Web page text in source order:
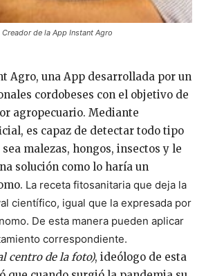
de la App Instant Agro
Agro, una App desarrollada por un
cordobeses con el objetivo de
agropecuario. Mediante
es capaz de detectar todo tipo
malezas, hongos, insectos y le
solución como lo haría un
La receta fitosanitaria que deja la
científico, igual que la expresada por
De esta manera pueden aplicar
correspondiente.
centro de la foto), ideólogo de esta